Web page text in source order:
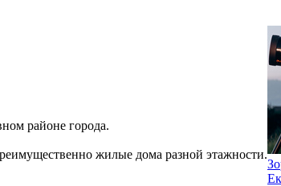
районе города.
жилые дома разной этажности.